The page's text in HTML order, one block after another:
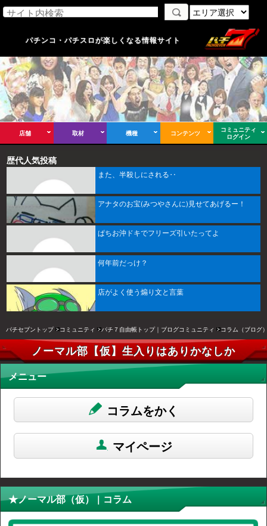
パチンコ・パチスロが楽しくなる情報サイト
店舗 取材 機種 コンテンツ
コミュニティ
ログイン
歴代人気投稿
また、半殺しにされる‥
アナタのお宝(みつやさんに)見せてあげるー！
ぱちお沖ドキでフリーズ引いたってよ
何年前だっけ？
店がよく使う煽り文と言葉
パチセブントップ コミュニティ パチ７自由帳トップ｜ブログコミュニティ コラム（ブログ
ノーマル部【仮】生入りはありかなしか
メニュー
コラムをかく
マイページ
★ノーマル部（仮） | コラム